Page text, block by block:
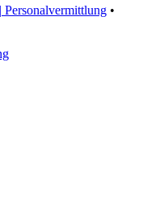
•